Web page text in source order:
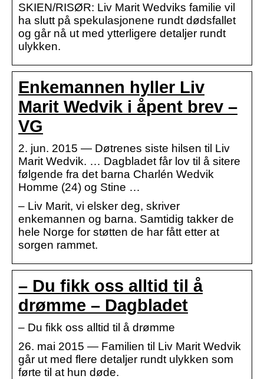
SKIEN/RISØR: Liv Marit Wedviks familie vil
ha slutt på spekulasjonene rundt dødsfallet
og går nå ut med ytterligere detaljer rundt
ulykken.
Enkemannen hyller Liv
Marit Wedvik i åpent brev –
VG
2. jun. 2015 — Døtrenes siste hilsen til Liv
Marit Wedvik. … Dagbladet får lov til å sitere
følgende fra det barna Charlén Wedvik
Homme (24) og Stine …
– Liv Marit, vi elsker deg, skriver
enkemannen og barna. Samtidig takker de
hele Norge for støtten de har fått etter at
sorgen rammet.
– Du fikk oss alltid til å
drømme – Dagbladet
– Du fikk oss alltid til å drømme
26. mai 2015 — Familien til Liv Marit Wedvik
går ut med flere detaljer rundt ulykken som
førte til at hun døde.